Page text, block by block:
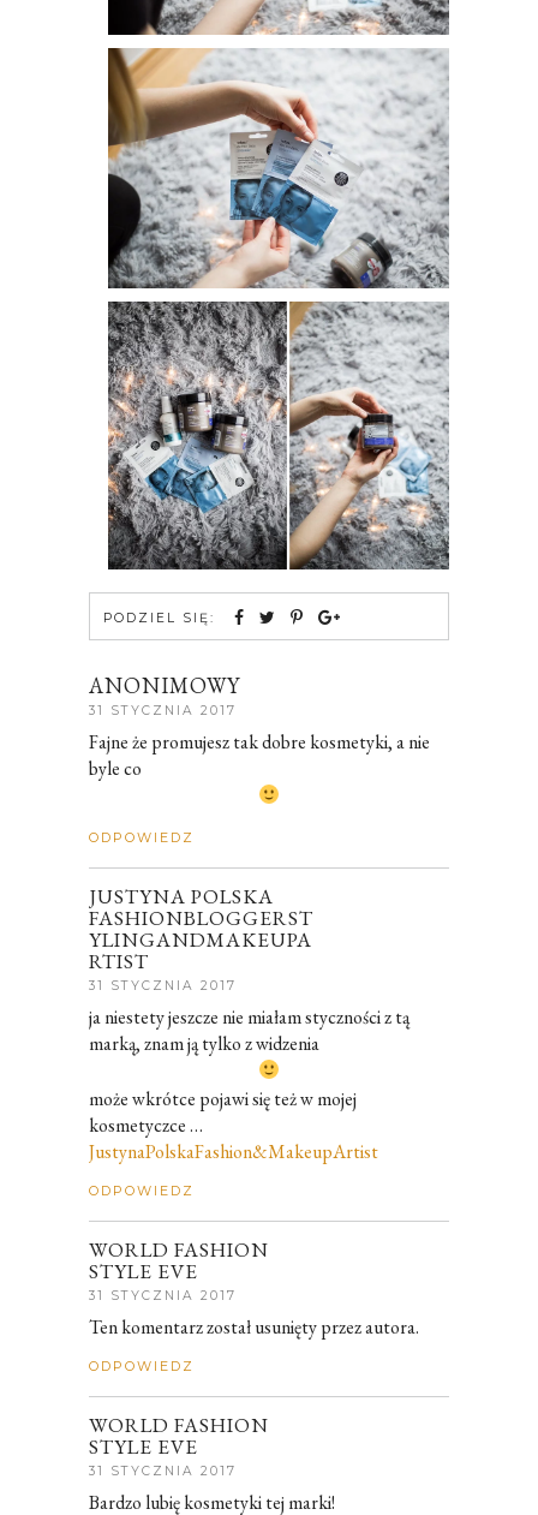
PODZIEL SIĘ:
ANONIMOWY
31 STYCZNIA 2017
Fajne że promujesz tak dobre kosmetyki, a nie
byle co
ODPOWIEDZ
JUSTYNA POLSKA
FASHIONBLOGGERST
YLINGANDMAKEUPA
RTIST
31 STYCZNIA 2017
ja niestety jeszcze nie miałam styczności z tą
marką, znam ją tylko z widzenia
może wkrótce pojawi się też w mojej
kosmetyczce …
JustynaPolskaFashion&MakeupArtist
ODPOWIEDZ
WORLD FASHION
STYLE EVE
31 STYCZNIA 2017
Ten komentarz został usunięty przez autora.
ODPOWIEDZ
WORLD FASHION
STYLE EVE
31 STYCZNIA 2017
Bardzo lubię kosmetyki tej marki!